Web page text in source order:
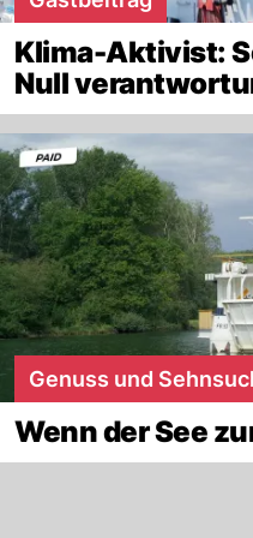
Klima-Aktivist:
Null
Genuss und
Wenn der See